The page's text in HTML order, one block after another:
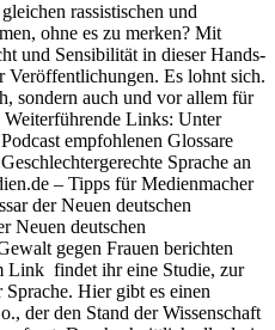
rassistischen und
ohne es zu merken? Mit
und Sensibilität in dieser Hands-
Veröffentlichungen. Es lohnt sich.
sondern auch und vor allem für
Links: Unter
empfohlenen Glossare
Sprache an
– Tipps für Medienmacher
der Neuen deutschen
Neuen deutschen
gegen Frauen berichten
Link findet ihr eine Studie, zur
Hier gibt es einen
der den Stand der Wissenschaft